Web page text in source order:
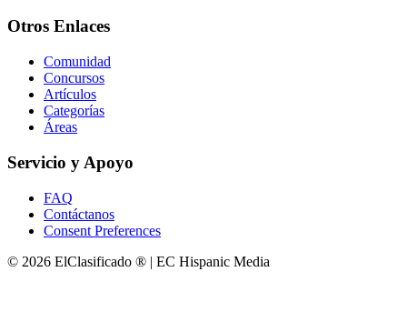
Otros Enlaces
Comunidad
Concursos
Artículos
Categorías
Áreas
Servicio y Apoyo
FAQ
Contáctanos
Consent Preferences
© 2026 ElClasificado ® | EC Hispanic Media